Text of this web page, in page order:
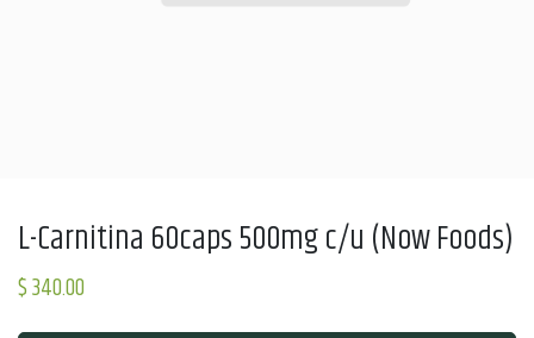
L-Carnitina 60caps 500mg c/u (Now Foods)
$340.00